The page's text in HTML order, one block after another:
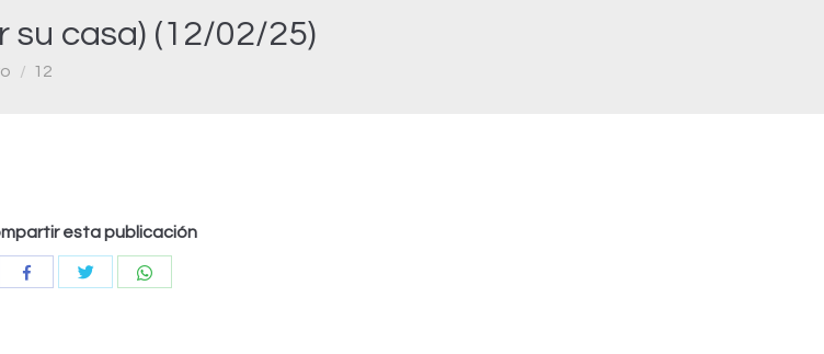
su casa) (12/02/25)
12
esta publicación
CompartirCompartir